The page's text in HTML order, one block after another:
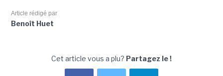
Article rédigé par
Benoît Huet
Cet article vous a plu? Partagez le !